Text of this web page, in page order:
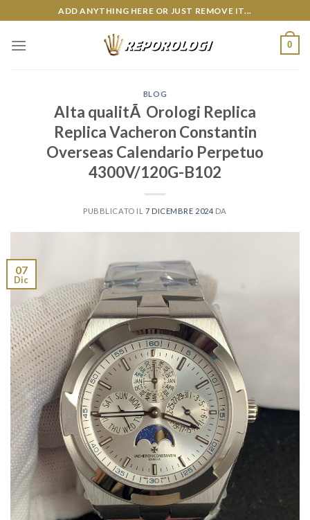
to
content
ADD ANYTHING HERE OR JUST REMOVE IT...
0
BLOG
Alta qualitÃ Orologi Replica
Replica Vacheron Constantin
Overseas Calendario Perpetuo
4300V/120G-B102
PUBBLICATO IL 7 DICEMBRE 2024 DA
07
Dic